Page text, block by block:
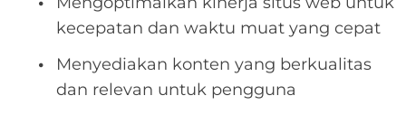
kecepatan dan waktu muat yang cepat
Menyediakan konten yang berkualitas
dan relevan untuk pengguna